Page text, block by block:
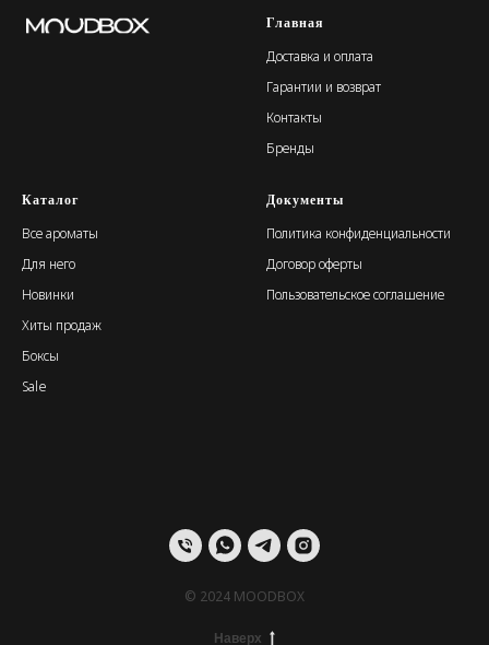
Главная
Доставка и оплата
Гарантии и возврат
Контакты
Бренды
Каталог
Все ароматы
Для него
Новинки
Хиты продаж
Боксы
Sale
Документы
Политика конфиденциальности
Договор оферты
Пользовательское соглашение
© 2024 MOODBOX
Наверх